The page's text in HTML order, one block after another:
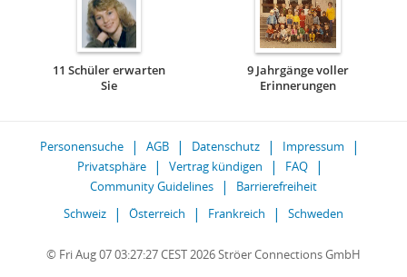
11 Schüler erwarten
Sie
9 Jahrgänge voller
Erinnerungen
Personensuche AGB Datenschutz
Impressum
Privatsphäre
Vertrag kündigen
FAQ
Community Guidelines
Barrierefreiheit
Schweiz
Österreich Frankreich Schweden
© Fri Aug 07 03:27:27 CEST 2026 Ströer Connections GmbH